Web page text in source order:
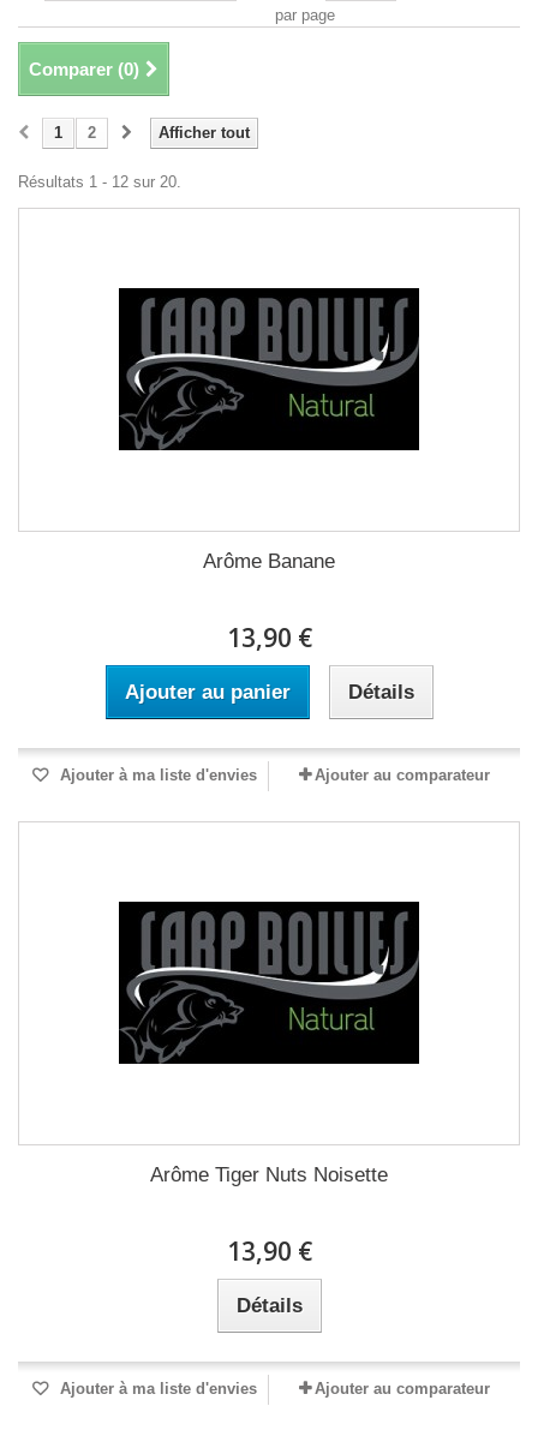
par page
Comparer (0)
Afficher tout
1 2
Résultats 1 - 12 sur 20.
Arôme Banane
13,90 €
Ajouter au panier Détails
Ajouter à ma liste d'envies Ajouter au comparateur
Arôme Tiger Nuts Noisette
13,90 €
Détails
Ajouter à ma liste d'envies Ajouter au comparateur